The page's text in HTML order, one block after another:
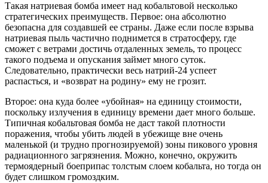
Такая натриевая бомба имеет над кобальтовой несколько
стратегических преимуществ. Первое: она абсолютно
безопасна для создавшей ее страны. Даже если после взрыва
натриевая пыль частично поднимется в стратосферу, где
сможет с ветрами достичь отдаленных земель, то процесс
такого подъема и опускания займет много суток.
Следовательно, практически весь натрий-24 успеет
распасться, и «возврат на родину» ему не грозит.
Второе: она куда более «убойная» на единицу стоимости,
поскольку излучения в единицу времени дает много больше.
Типичная кобальтовая бомба не даст такой плотности
поражения, чтобы убить людей в убежище вне очень
маленькой (и трудно прогнозируемой) зоны пикового уровня
радиационного загрязнения. Можно, конечно, окружить
термоядерный боеприпас толстым слоем кобальта, но тогда он
будет слишком громоздким.